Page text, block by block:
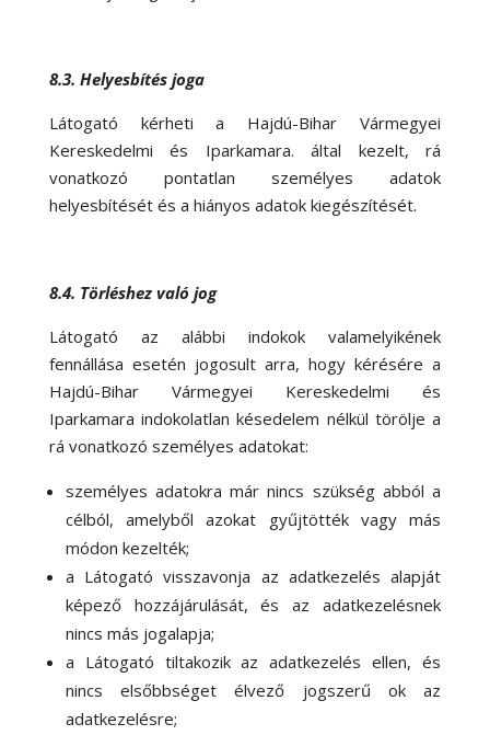
8.3. Helyesbítés joga
Látogató kérheti a Hajdú-Bihar Vármegyei
Kereskedelmi és Iparkamara. által kezelt, rá
vonatkozó pontatlan személyes adatok
helyesbítését és a hiányos adatok kiegészítését.
8.4. Törléshez való jog
Látogató az alábbi indokok valamelyikének
fennállása esetén jogosult arra, hogy kérésére a
Hajdú-Bihar Vármegyei Kereskedelmi és
Iparkamara indokolatlan késedelem nélkül törölje a
rá vonatkozó személyes adatokat:
személyes adatokra már nincs szükség abból a
célból, amelyből azokat gyűjtötték vagy más
módon kezelték;
a Látogató visszavonja az adatkezelés alapját
képező hozzájárulását, és az adatkezelésnek
nincs más jogalapja;
a Látogató tiltakozik az adatkezelés ellen, és
nincs elsőbbséget élvező jogszerű ok az
adatkezelésre;